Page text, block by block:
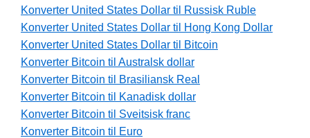
Konverter United States Dollar til Russisk Ruble
Konverter United States Dollar til Hong Kong Dollar
Konverter United States Dollar til Bitcoin
Konverter Bitcoin til Australsk dollar
Konverter Bitcoin til Brasiliansk Real
Konverter Bitcoin til Kanadisk dollar
Konverter Bitcoin til Sveitsisk franc
Konverter Bitcoin til Euro